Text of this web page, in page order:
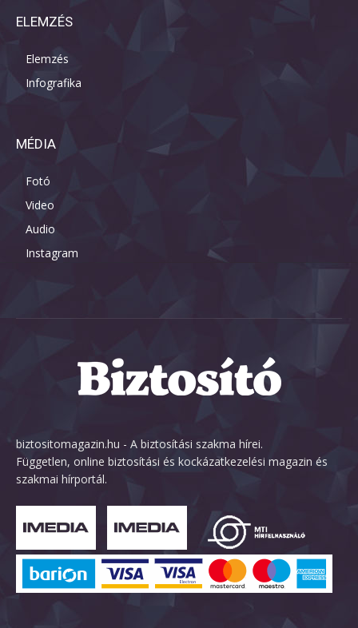
ELEMZÉS
Elemzés
Infografika
MÉDIA
Fotó
Video
Audio
Instagram
biztositomagazin.hu - A biztosítási szakma hírei.
Független, online biztosítási és kockázatkezelési magazin és
szakmai hírportál.